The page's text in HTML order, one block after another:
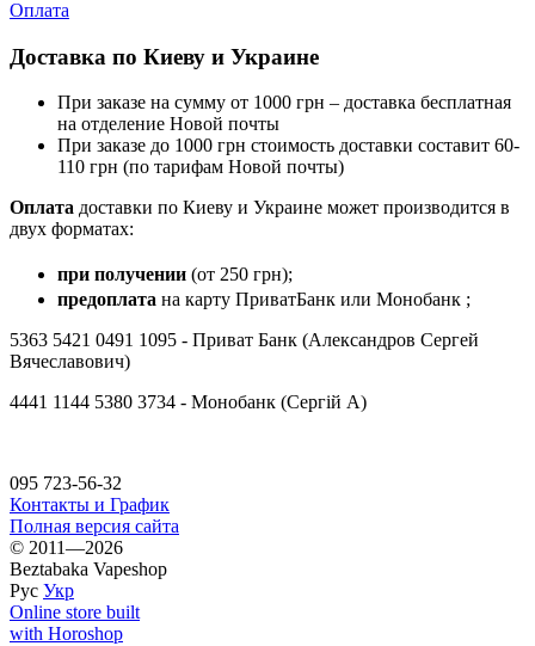
Оплата
Доставка по Киеву и Украине
При заказе на сумму от 1000 грн – доставка бесплатная
на отделение Новой почты
При заказе до 1000 грн стоимость доставки составит 60-
110 грн (по тарифам Новой почты)
Оплата доставки по Киеву и Украине может производится в
двух форматах:
при получении (от 250 грн);
предоплата на карту ПриватБанк или Монобанк ;
5363 5421 0491 1095 - Приват Банк (Александров Сергей
Вячеславович)
4441 1144 5380 3734 - Монобанк (Сергій А)
095 723-56-32
Контакты и График
Полная версия сайта
© 2011—2026
Beztabaka Vapeshop
Рус Укр
Online store built
with Horoshop